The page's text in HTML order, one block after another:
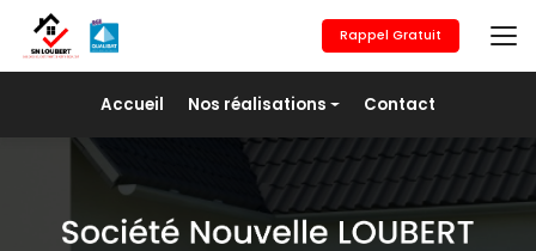
contenu
principal
Accueil Nos réalisations
Maçonnerie générale
Revêtement de sols
Placo/Isolation
Contact
Rappel Gratuit